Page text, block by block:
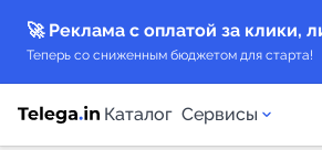
🚀 Реклама с оплатой за клики,
Теперь со сниженным бюджетом для старта!
Каталог Сервисы